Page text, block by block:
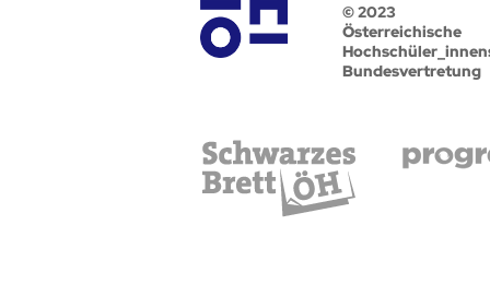
© 2023
Österreichische
Bundesvertretung